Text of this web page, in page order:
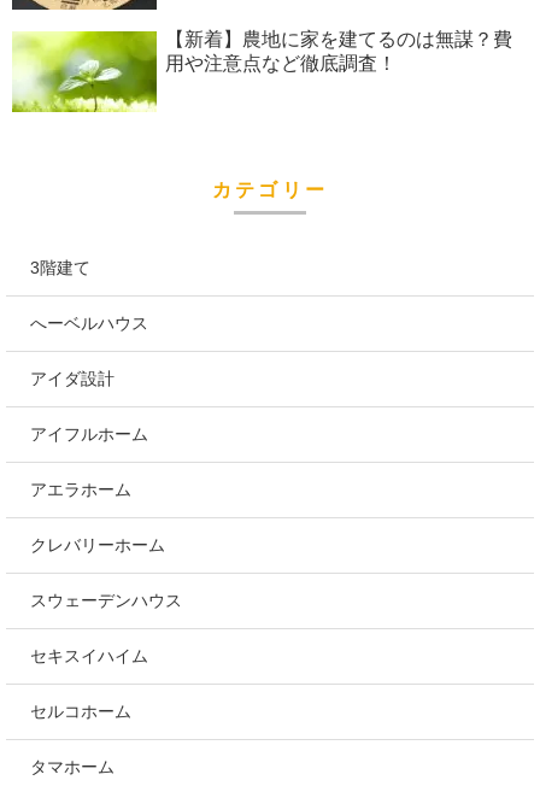
【新着】農地に家を建てるのは無謀？費
用や注意点など徹底調査！
カテゴリー
3階建て
へーベルハウス
アイダ設計
アイフルホーム
アエラホーム
クレバリーホーム
スウェーデンハウス
セキスイハイム
セルコホーム
タマホーム